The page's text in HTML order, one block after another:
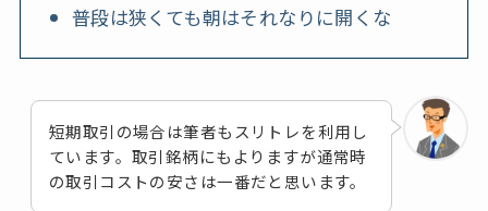
普段は狭くても朝はそれなりに開くな
短期取引の場合は筆者もスリトレを利用し
ています。取引銘柄にもよりますが通常時
の取引コストの安さは一番だと思います。